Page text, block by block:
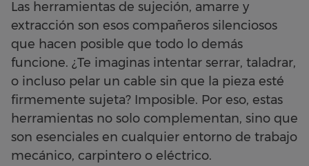
Las herramientas de sujeción, amarre y
extracción son esos compañeros silenciosos
que hacen posible que todo lo demás
funcione. ¿Te imaginas intentar serrar, taladrar,
o incluso pelar un cable sin que la pieza esté
firmemente sujeta? Imposible. Por eso, estas
herramientas no solo complementan, sino que
son esenciales en cualquier entorno de trabajo
mecánico, carpintero o eléctrico.